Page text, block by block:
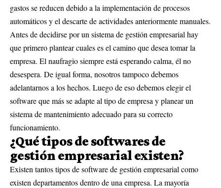
gastos se reducen debido a la implementación de procesos
automáticos y el descarte de actividades anteriormente manuales.
Antes de decidirse por un sistema de gestión empresarial hay
que primero plantear cuales es el camino que desea tomar la
empresa. El naufragio siempre está esperando calma, él no
desespera. De igual forma, nosotros tampoco debemos
adelantarnos a los hechos. Luego de eso debemos elegir el
software que más se adapte al tipo de empresa y planear un
sistema de mantenimiento adecuado para su correcto
funcionamiento.
¿Qué tipos de softwares de
gestión empresarial existen?
Existen tantos tipos de software de gestión empresarial como
existen departamentos dentro de una empresa. La mayoría